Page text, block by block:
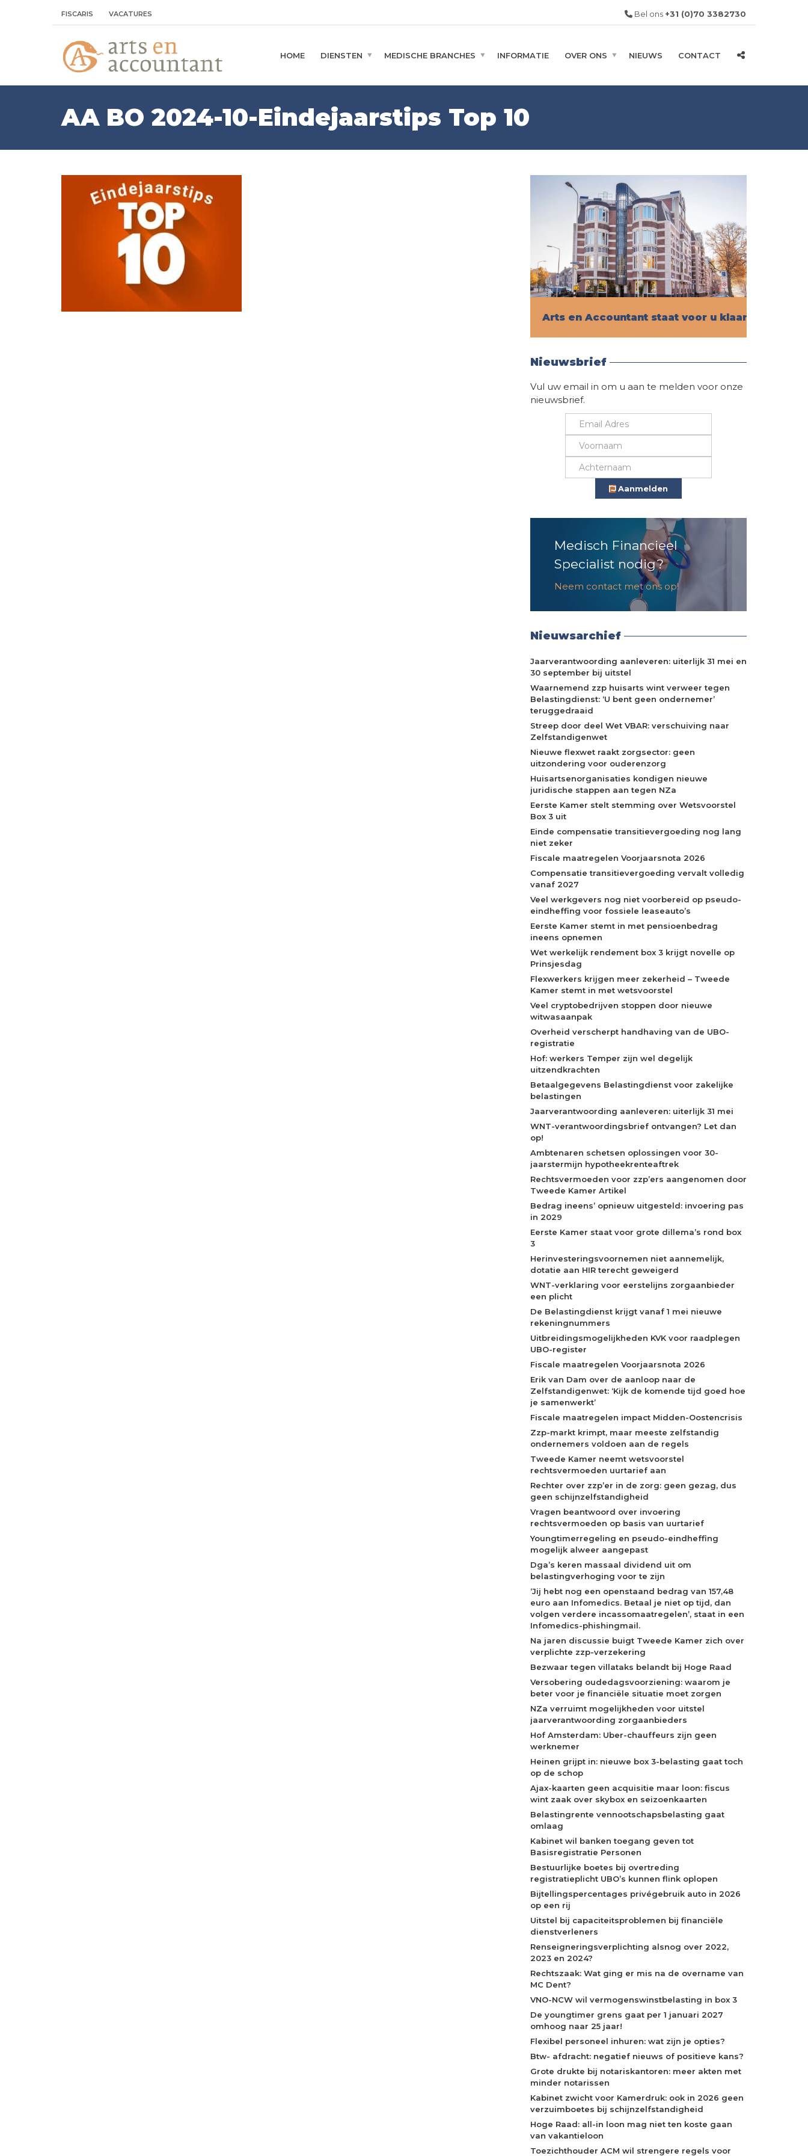
FISCARIS VACATURES Bel ons +31 (0)70 3382730
HOME DIENSTEN MEDISCHE BRANCHES INFORMATIE OVER ONS NIEUWS CONTACT
AA BO 2024-10-Eindejaarstips Top 10
Arts en Accountant staat voor u klaar!
Nieuwsbrief
Vul uw email in om u aan te melden voor onze
nieuwsbrief.
Aanmelden
Medisch Financieel
Specialist nodig?
Neem contact met ons op!
Nieuwsarchief
Jaarverantwoording aanleveren: uiterlijk 31 mei en
30 september bij uitstel
Waarnemend zzp huisarts wint verweer tegen
Belastingdienst: ‘U bent geen ondernemer’
teruggedraaid
Streep door deel Wet VBAR: verschuiving naar
Zelfstandigenwet
Nieuwe flexwet raakt zorgsector: geen
uitzondering voor ouderenzorg
Huisartsenorganisaties kondigen nieuwe
juridische stappen aan tegen NZa
Eerste Kamer stelt stemming over Wetsvoorstel
Box 3 uit
Einde compensatie transitievergoeding nog lang
niet zeker
Fiscale maatregelen Voorjaarsnota 2026
Compensatie transitievergoeding vervalt volledig
vanaf 2027
Veel werkgevers nog niet voorbereid op pseudo-
eindheffing voor fossiele leaseauto’s
Eerste Kamer stemt in met pensioenbedrag
ineens opnemen
Wet werkelijk rendement box 3 krijgt novelle op
Prinsjesdag
Flexwerkers krijgen meer zekerheid – Tweede
Kamer stemt in met wetsvoorstel
Veel cryptobedrijven stoppen door nieuwe
witwasaanpak
Overheid verscherpt handhaving van de UBO-
registratie
Hof: werkers Temper zijn wel degelijk
uitzendkrachten
Betaalgegevens Belastingdienst voor zakelijke
belastingen
Jaarverantwoording aanleveren: uiterlijk 31 mei
WNT-verantwoordingsbrief ontvangen? Let dan
op!
Ambtenaren schetsen oplossingen voor 30-
jaarstermijn hypotheekrenteaftrek
Rechtsvermoeden voor zzp’ers aangenomen door
Tweede Kamer Artikel
Bedrag ineens’ opnieuw uitgesteld: invoering pas
in 2029
Eerste Kamer staat voor grote dillema’s rond box
3
Herinvesteringsvoornemen niet aannemelijk,
dotatie aan HIR terecht geweigerd
WNT-verklaring voor eerstelijns zorgaanbieder
een plicht
De Belastingdienst krijgt vanaf 1 mei nieuwe
rekeningnummers
Uitbreidingsmogelijkheden KVK voor raadplegen
UBO-register
Fiscale maatregelen Voorjaarsnota 2026
Erik van Dam over de aanloop naar de
Zelfstandigenwet: ‘Kijk de komende tijd goed hoe
je samenwerkt’
Fiscale maatregelen impact Midden-Oostencrisis
Zzp-markt krimpt, maar meeste zelfstandig
ondernemers voldoen aan de regels
Tweede Kamer neemt wetsvoorstel
rechtsvermoeden uurtarief aan
Rechter over zzp’er in de zorg: geen gezag, dus
geen schijnzelfstandigheid
Vragen beantwoord over invoering
rechtsvermoeden op basis van uurtarief
Youngtimerregeling en pseudo-eindheffing
mogelijk alweer aangepast
Dga’s keren massaal dividend uit om
belastingverhoging voor te zijn
‘Jij hebt nog een openstaand bedrag van 157,48
euro aan Infomedics. Betaal je niet op tijd, dan
volgen verdere incassomaatregelen’, staat in een
Infomedics-phishingmail.
Na jaren discussie buigt Tweede Kamer zich over
verplichte zzp-verzekering
Bezwaar tegen villataks belandt bij Hoge Raad
Versobering oudedagsvoorziening: waarom je
beter voor je financiële situatie moet zorgen
NZa verruimt mogelijkheden voor uitstel
jaarverantwoording zorgaanbieders
Hof Amsterdam: Uber-chauffeurs zijn geen
werknemer
Heinen grijpt in: nieuwe box 3-belasting gaat toch
op de schop
Ajax-kaarten geen acquisitie maar loon: fiscus
wint zaak over skybox en seizoenkaarten
Belastingrente vennootschapsbelasting gaat
omlaag
Kabinet wil banken toegang geven tot
Basisregistratie Personen
Bestuurlijke boetes bij overtreding
registratieplicht UBO’s kunnen flink oplopen
Bijtellingspercentages privégebruik auto in 2026
op een rij
Uitstel bij capaciteitsproblemen bij financiële
dienstverleners
Renseigneringsverplichting alsnog over 2022,
2023 en 2024?
Rechtszaak: Wat ging er mis na de overname van
MC Dent?
VNO-NCW wil vermogenswinstbelasting in box 3
De youngtimer grens gaat per 1 januari 2027
omhoog naar 25 jaar!
Flexibel personeel inhuren: wat zijn je opties?
Btw- afdracht: negatief nieuws of positieve kans?
Grote drukte bij notariskantoren: meer akten met
minder notarissen
Kabinet zwicht voor Kamerdruk: ook in 2026 geen
verzuimboetes bij schijnzelfstandigheid
Hoge Raad: all-in loon mag niet ten koste gaan
van vakantieloon
Toezichthouder ACM wil strengere regels voor